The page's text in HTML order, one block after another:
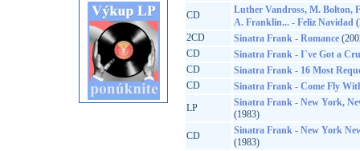
CD
Luther Vandross, M. Bolton,
A. Franklin... - Feliz Navidad
2CD
Sinatra Frank - Romance
CD
Sinatra Frank - I`ve Got a
CD
Sinatra Frank - 16 Most
CD
Sinatra Frank - Come Fly
LP
Sinatra Frank - New York,
(1983)
CD
Sinatra Frank - New York
(1983)